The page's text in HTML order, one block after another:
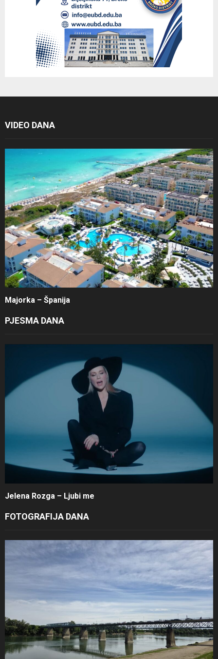
VIDEO DANA
Majorka – Španija
PJESMA DANA
Jelena Rozga – Ljubi me
FOTOGRAFIJA DANA